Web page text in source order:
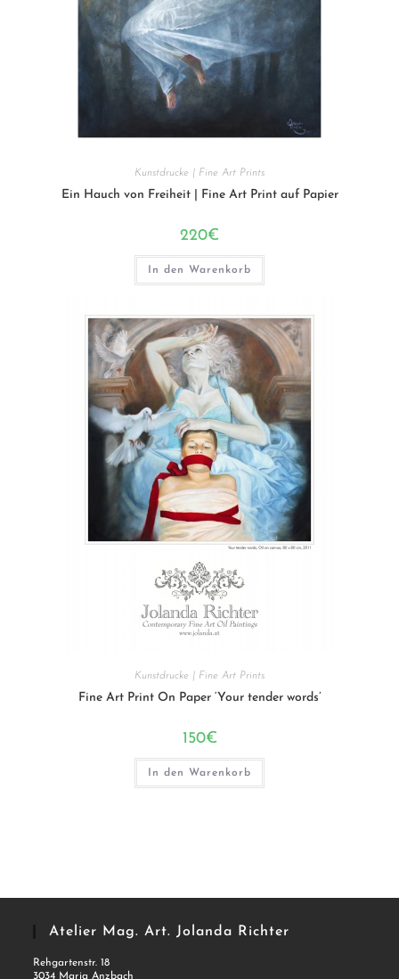
Kunstdrucke | Fine Art Prints
Ein Hauch von Freiheit | Fine Art Print auf Papier
220€
In den Warenkorb
Kunstdrucke | Fine Art Prints
Fine Art Print On Paper ‘Your tender words’
150€
In den Warenkorb
Atelier Mag. Art. Jolanda Richter
Rehgartenstr. 18
3034 Maria Anzbach